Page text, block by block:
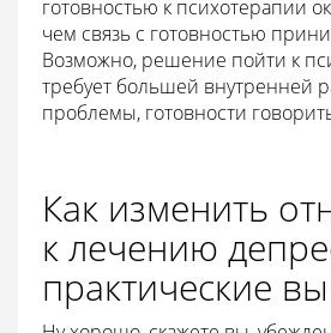
готовностью к психотерапии
чем связь с готовностью
Возможно, решение пойти к
требует большей внутренней
проблемы, готовности
Как изменить
к лечению
практические